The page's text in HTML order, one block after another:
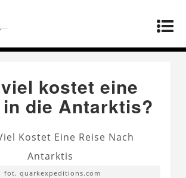
kostet eine
in die Antarktis?
fot. quarkexpeditions.com